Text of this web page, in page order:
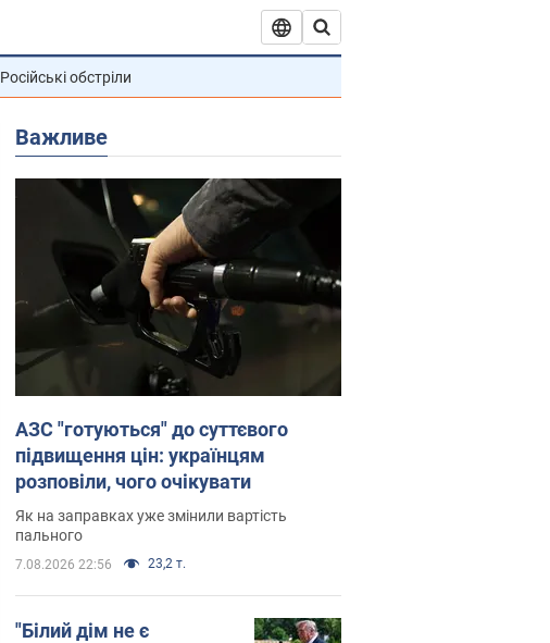
Російські обстріли
Важливе
АЗС "готуються" до суттєвого
підвищення цін: українцям
розповіли, чого очікувати
Як на заправках уже змінили вартість
пального
7.08.2026 22:56 23,2 т.
"Білий дім не є